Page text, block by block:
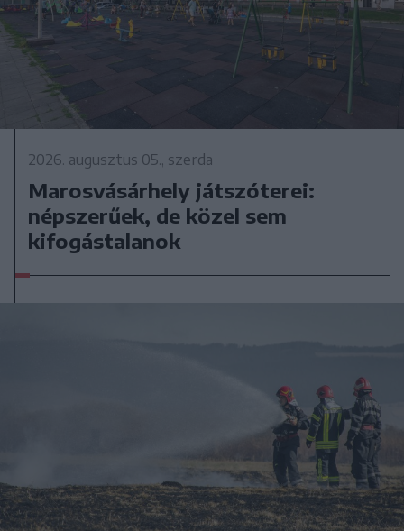
2026. augusztus 05., szerda
Marosvásárhely játszóterei:
népszerűek, de közel sem
kifogástalanok